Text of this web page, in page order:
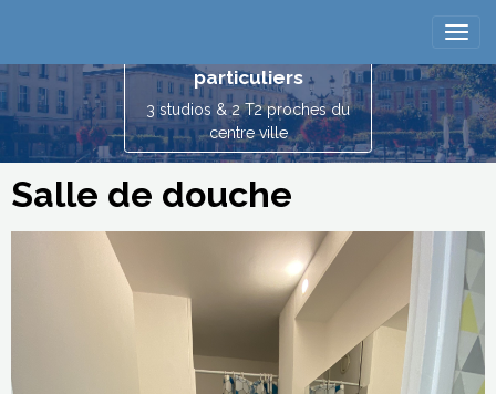
particuliers
3 studios & 2 T2 proches du
centre ville
Salle de douche